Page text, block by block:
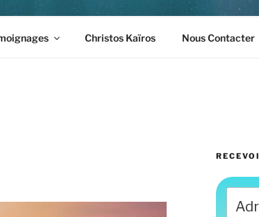
Christos Kaïros Nous Contacter